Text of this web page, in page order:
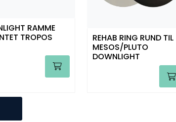
RAMME
TROPOS
REHAB RING RUND TIL
MESOS/PLUTO
DOWNLIGHT